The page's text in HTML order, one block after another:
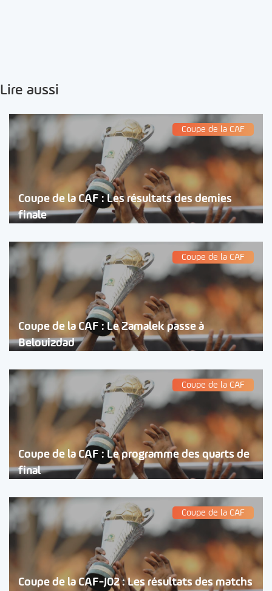
Lire aussi
Coupe de la CAF
Coupe de la CAF : Les résultats des demies
finale
Coupe de la CAF
Coupe de la CAF : Le Zamalek passe à
Belouizdad
Coupe de la CAF
Coupe de la CAF : Le programme des quarts de
final
Coupe de la CAF
Coupe de la CAF-J02 : Les résultats des matchs